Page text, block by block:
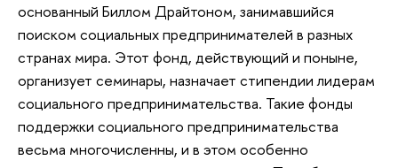
основанный Биллом Драйтоном, занимавшийся
поиском социальных предпринимателей в разных
странах мира. Этот фонд, действующий и поныне,
организует семинары, назначает стипендии лидерам
социального предпринимательства. Такие фонды
поддержки социального предпринимательства
весьма многочисленны, и в этом особенно